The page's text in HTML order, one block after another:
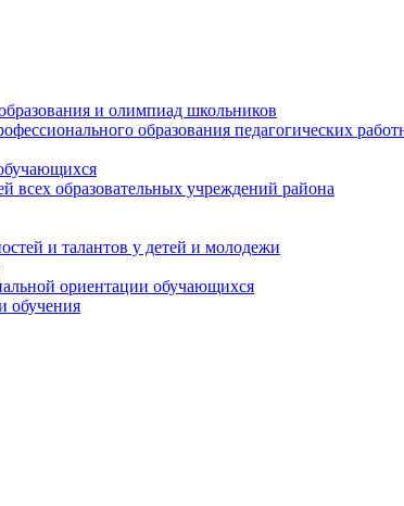
и олимпиад школьников
образования педагогических
всех образовательных учреждений района
и талантов у детей и молодежи
ориентации обучающихся
обучения